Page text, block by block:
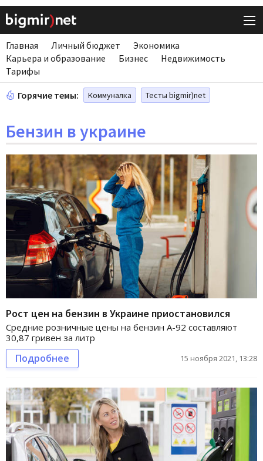
Главная Личный бюджет
Экономика
Карьера и образование
Бизнес
Недвижимость
Тарифы
Горячие темы: Коммуналка Тесты bigmir)net
Бензин в украине
Рост цен на бензин в Украине приостановился
Средние розничные цены на бензин А-92 составляют
30,87 гривен за литр
Подробнее 15 ноября 2021, 13:28